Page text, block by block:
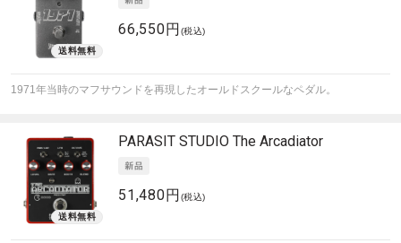
66,550円 (税込)
1971年当時のマフサウンドを再現したオールドスクールなペダル。
PARASIT STUDIO The Arcadiator
51,480円 (税込)